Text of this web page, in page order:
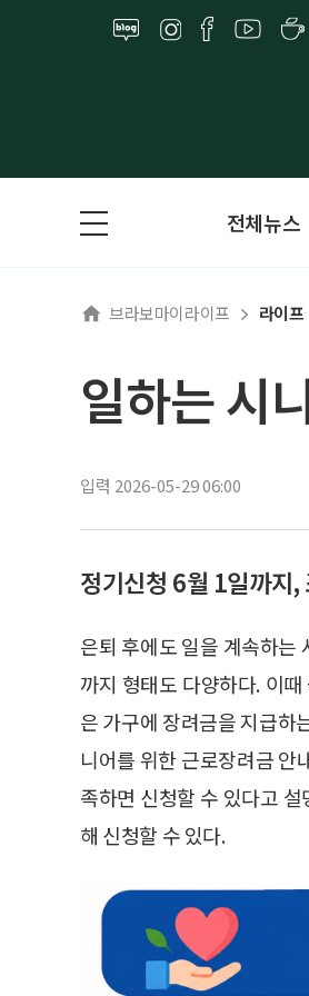
전체뉴스
브라보마이라이프 라이프
일하는 시
입력 2026-05-29 06:00
정기신청 6월 1일까지
은퇴 후에도 일을 계속하는
까지 형태도 다양하다. 이
은 가구에 장려금을 지급하
니어를 위한 근로장려금 안
족하면 신청할 수 있다고
해 신청할 수 있다.